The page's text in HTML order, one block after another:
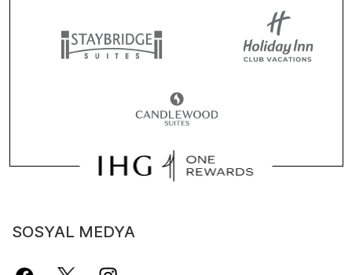
SOSYAL MEDYA